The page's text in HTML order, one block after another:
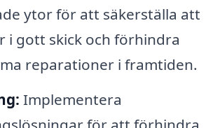
ytor för att säkerställa att
i gott skick och förhindra
reparationer i framtiden.
Implementera